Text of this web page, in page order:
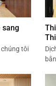
sang
tôi